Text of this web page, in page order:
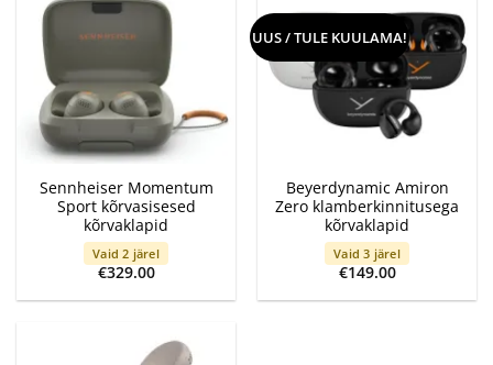
Sennheiser Momentum
Sport kõrvasisesed
kõrvaklapid
Vaid 2 järel
€329.00
UUS / TULE KUULAMA!
Beyerdynamic Amiron
Zero klamberkinnitusega
kõrvaklapid
Vaid 3 järel
€149.00